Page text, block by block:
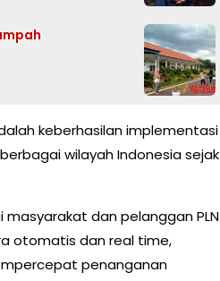
keberhasilan implementasi
wilayah Indonesia sejak
dan pelanggan PLN
otomatis dan real time,
penanganan